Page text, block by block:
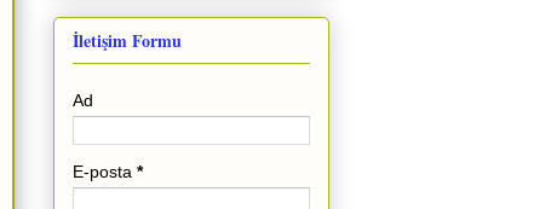
İletişim Formu
Ad
E-posta *